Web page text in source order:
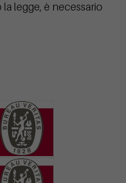
legge, è necessario